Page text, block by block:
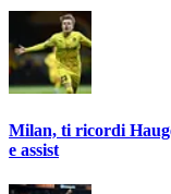
Milan, ti ricordi
e assist